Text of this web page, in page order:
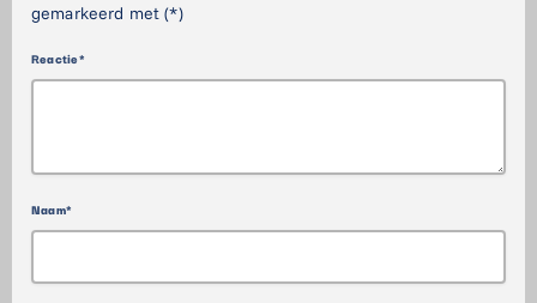
gemarkeerd met (*)
Reactie*
Naam*